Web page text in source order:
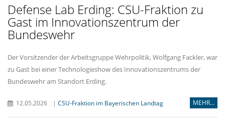
Defense Lab Erding: CSU-Fraktion zu
Gast im Innovationszentrum der
Bundeswehr
Der Vorsitzender der Arbeitsgruppe Wehrpolitik, Wolfgang Fackler, war
zu Gast bei einer Technologieshow des Innovationszentrums der
Bundeswehr am Standort Erding.
12.05.2026 | CSU-Fraktion im Bayerischen Landtag MEHR...